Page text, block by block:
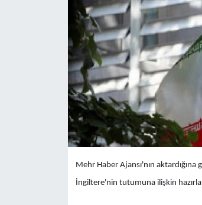
Mehr Haber Ajansı'nın aktardığına
İngiltere'nin tutumuna ilişkin